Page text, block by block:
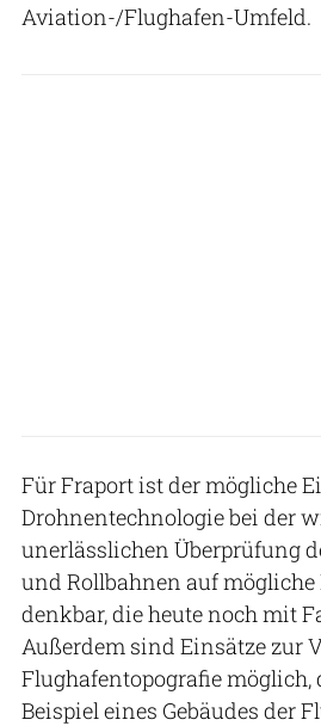
Aviation-/Flughafen-Umfeld.
Für Fraport ist der mögliche
Drohnentechnologie bei der
unerlässlichen Überprüfung
und Rollbahnen auf
denkbar, die heute noch mit
Außerdem sind Einsätze zur
Flughafentopografie möglich,
Beispiel eines Gebäudes der